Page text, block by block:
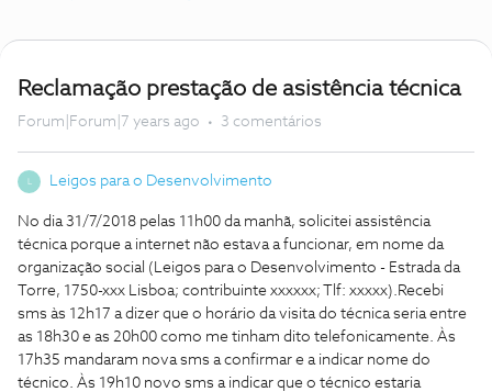
Reclamação prestação de asistência técnica
Forum|Forum|7 years ago 3 comentários
Leigos para o Desenvolvimento
No dia 31/7/2018 pelas 11h00 da manhã, solicitei assistência
técnica porque a internet não estava a funcionar, em nome da
organização social (Leigos para o Desenvolvimento - Estrada da
Torre, 1750-xxx Lisboa; contribuinte xxxxxx; Tlf: xxxxx).Recebi
sms às 12h17 a dizer que o horário da visita do técnica seria entre
as 18h30 e as 20h00 como me tinham dito telefonicamente. Às
17h35 mandaram nova sms a confirmar e a indicar nome do
técnico. Às 19h10 novo sms a indicar que o técnico estaria